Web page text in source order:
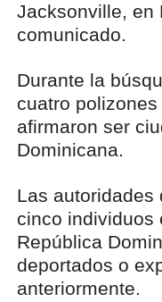
Jacksonville, en
comunicado.
Durante la
cuatro
afirmaron ser
Dominicana.
Las autoridades
cinco individuos
República
deportados o
anteriormente.